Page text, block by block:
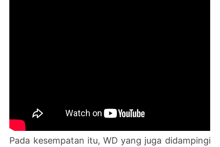
Pada kesempatan itu, WD yang juga didampingi